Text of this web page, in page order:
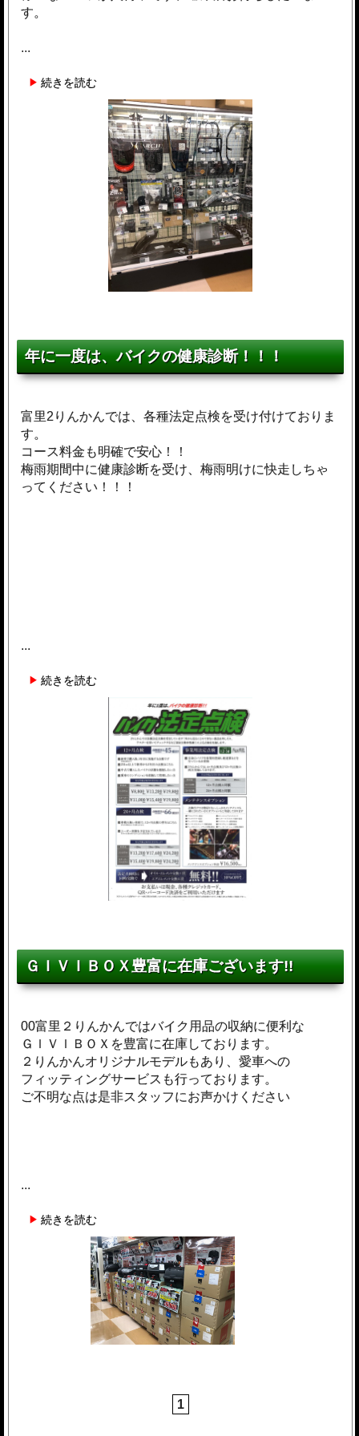
す。
...
続きを読む
年に一度は、バイクの健康診断！！！
富里2りんかんでは、各種法定点検を受け付けておりま
す。
コース料金も明確で安心！！
梅雨期間中に健康診断を受け、梅雨明けに快走しちゃ
ってください！！！
...
続きを読む
ＧＩＶＩＢＯＸ豊富に在庫ございます!!
00富里２りんかんではバイク用品の収納に便利な
ＧＩＶＩＢＯＸを豊富に在庫しております。
２りんかんオリジナルモデルもあり、愛車への
フィッティングサービスも行っております。
ご不明な点は是非スタッフにお声かけください
...
続きを読む
1